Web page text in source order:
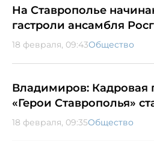
На Ставрополье
гастроли ансамбля
18 февраля, 09:43Общество
Владимиров: Кадровая
«Герои Ставрополья»
18 февраля, 09:35Общество